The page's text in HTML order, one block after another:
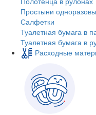
Простыни
Салфетки
Туалетная бумага в
Туалетная бумага в
Расходные